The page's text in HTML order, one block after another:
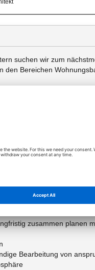
suchen wir zum
den Bereichen
in oder Bautechniker/in
Entwurfsgrundlagen
Weiterentwicklung
zusammen planen
Bearbeitung von